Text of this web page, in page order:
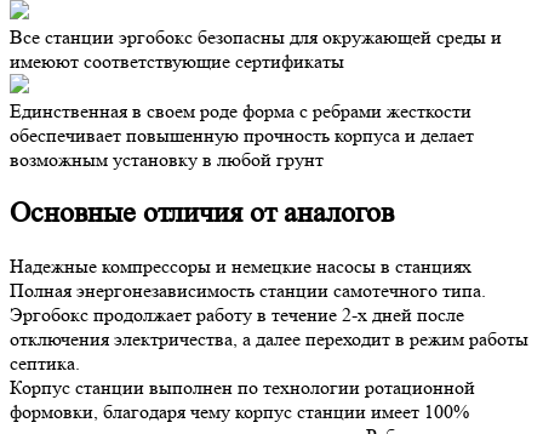
Все станции эргобокс безопасны для окружающей среды и
имеюют соответствующие сертификаты
Единственная в своем роде форма с ребрами жесткости
обеспечивает повышенную прочность корпуса и делает
возможным установку в любой грунт
Основные отличия от аналогов
Надежные компрессоры и немецкие насосы в станциях
Полная энергонезависимость станции самотечного типа.
Эргобокс продолжает работу в течение 2-х дней после
отключения электричества, а далее переходит в режим работы
септика.
Корпус станции выполнен по технологии ротационной
формовки, благодаря чему корпус станции имеет 100%